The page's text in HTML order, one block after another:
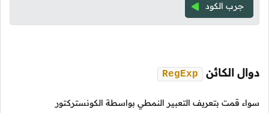
جرب الكود
دوال الكائن RegExp
سواء قمت بتعريف التعبير النمطي بواسطة الكونستركتور